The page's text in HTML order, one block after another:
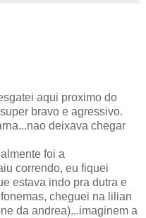
aqui proximo do
bravo e agressivo.
deixava chegar
foi a
correndo, eu fiquei
estava indo pra dutra e
cheguei na lilian
da andrea)...imaginem a